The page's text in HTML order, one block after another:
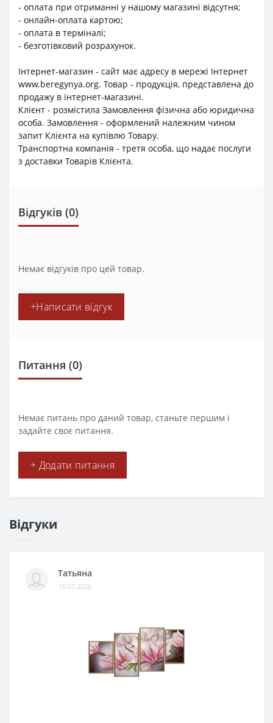
- оплата при отриманні у нашому магазині відсутня;
- онлайн-оплата картою;
- оплата в терміналі;
- безготівковий розрахунок.
Інтернет-магазин - сайт має адресу в мережі Інтернет
www.beregynya.org. Товар - продукція, представлена до
продажу в інтернет-магазині.
Клієнт - розмістила Замовлення фізична або юридична
особа. Замовлення - оформлений належним чином
запит Клієнта на купівлю Товару.
Транспортна компанія - третя особа, що надає послуги
з доставки Товарів Клієнта.
Відгуків (0)
Немає відгуків про цей товар.
+Написати відгук
Питання (0)
Немає питань про даний товар, станьте першим і
задайте своє питання.
+ Додати питання
Відгуки
Татьяна
10.07.2026